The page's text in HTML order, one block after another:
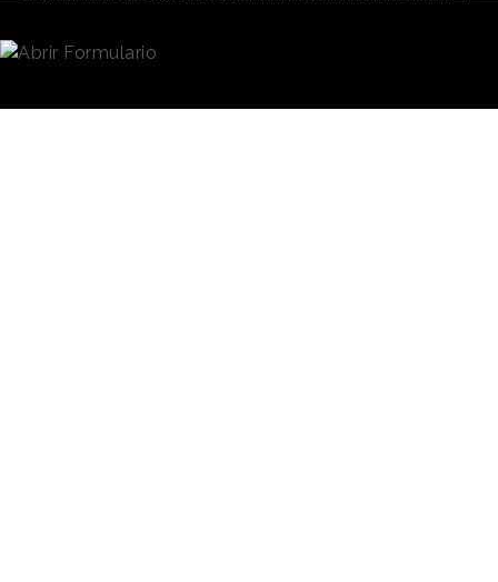
concepto maximalista